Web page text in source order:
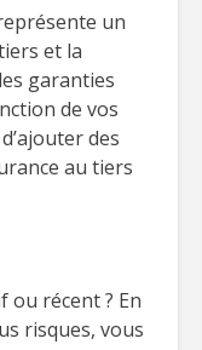
un
et la
garanties
de vos
des
au tiers
ou récent ? En
risques, vous